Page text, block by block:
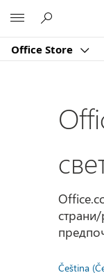
Office Store
Čeština